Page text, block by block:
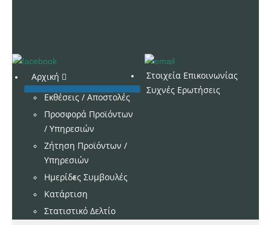
Αρχική
Εκθέσεις / Αποστολές
Προσφορά Προϊόντων
/ Υπηρεσιών
Ζήτηση Προϊόντων /
Υπηρεσιών
Ημερίδες Συμβουλές
Κατάρτιση
Στατιστικό Δελτίο
Στοιχεία Επικοινωνίας
Συχνές Ερωτήσεις